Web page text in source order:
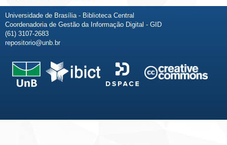
Universidade de Brasília - Biblioteca Central
Coordenadoria de Gestão da Informação Digital - GID
(61) 3107-2683
repositorio@unb.br